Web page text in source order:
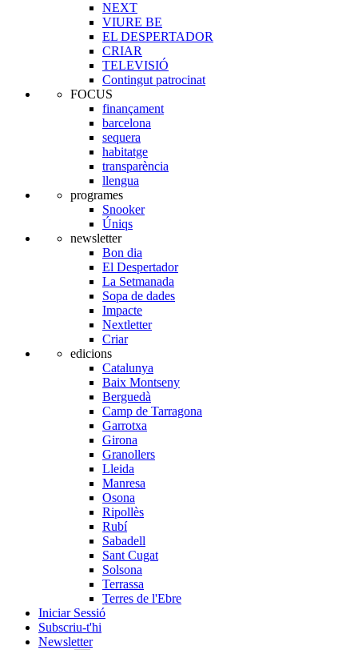
NEXT
VIURE BE
EL DESPERTADOR
CRIAR
TELEVISIÓ
Contingut patrocinat
FOCUS
finançament
barcelona
sequera
habitatge
transparència
llengua
programes
Snooker
Úniqs
newsletter
Bon dia
El Despertador
La Setmanada
Sopa de dades
Impacte
Nextletter
Criar
edicions
Catalunya
Baix Montseny
Berguedà
Camp de Tarragona
Garrotxa
Girona
Granollers
Lleida
Manresa
Osona
Ripollès
Rubí
Sabadell
Sant Cugat
Solsona
Terrassa
Terres de l'Ebre
Iniciar Sessió
Subscriu-t'hi
Newsletter